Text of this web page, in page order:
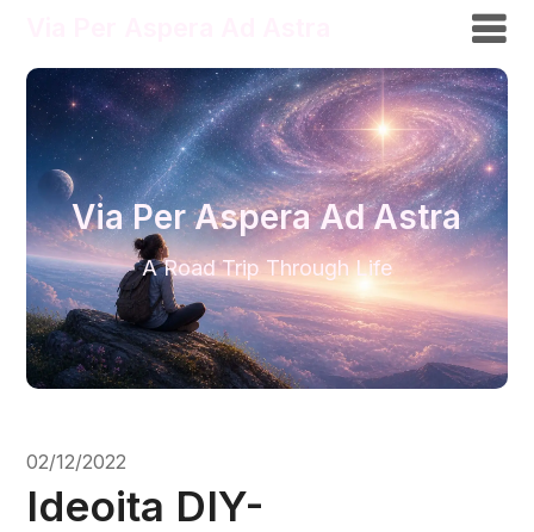
Via Per Aspera Ad Astra
A Road Trip Through Life
02/12/2022
Ideoita DIY-